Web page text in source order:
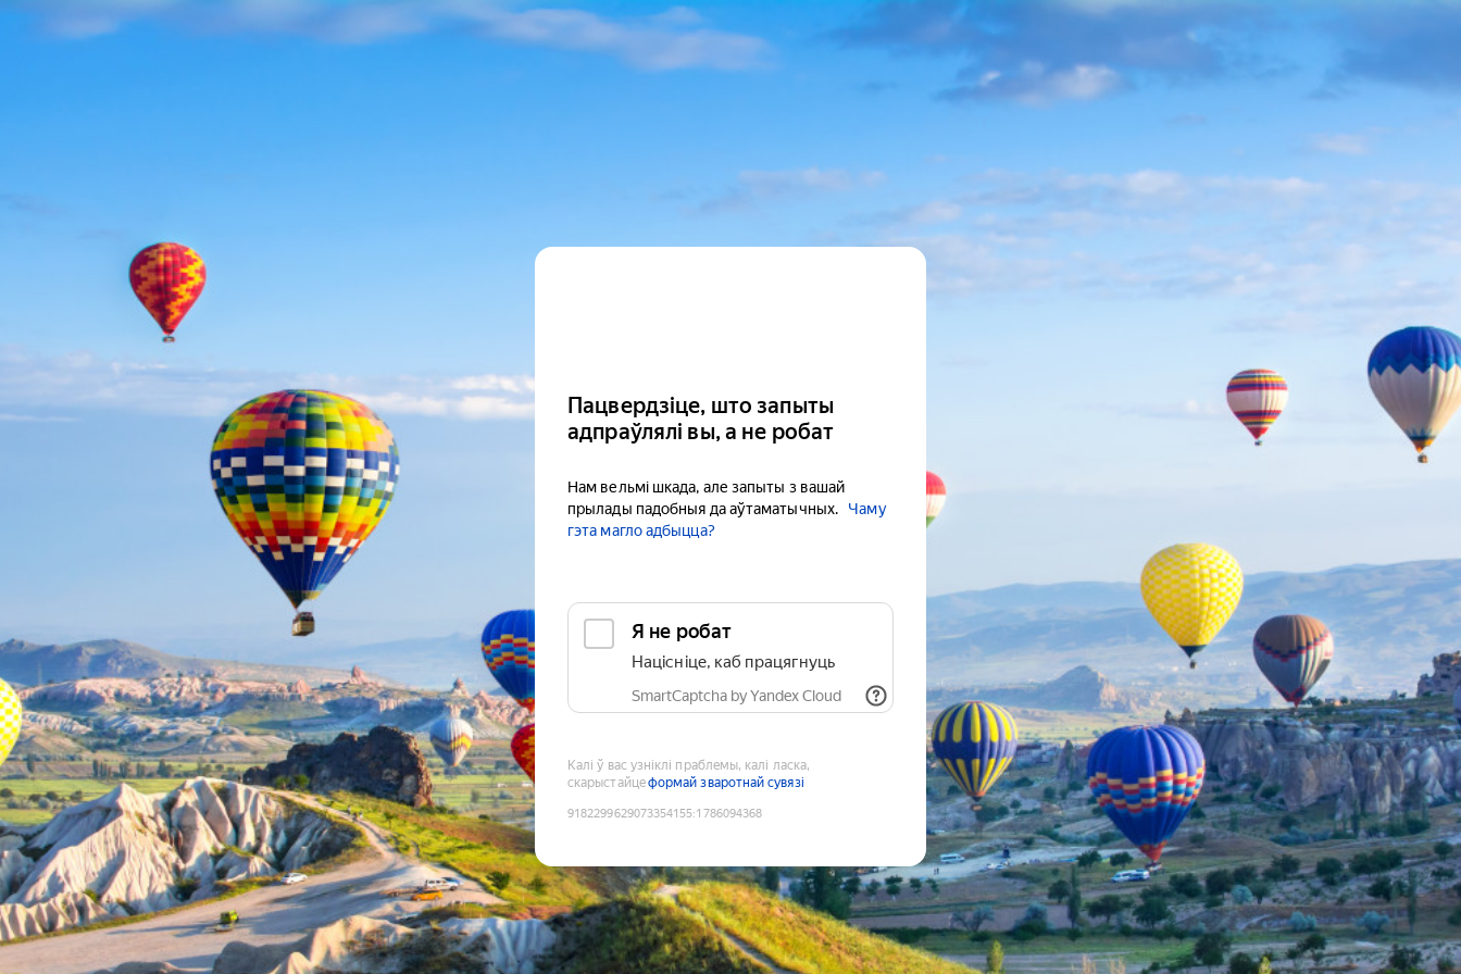
Пацвердзіце, што запыты
адпраўлялі вы, а не робат
Нам вельмі шкада, але запыты з вашай
прылады падобныя да аўтаматычных.
Чаму
гэта магло адбыцца?
Я не робат
Націсніце, каб працягнуць
SmartCaptcha by Yandex Cloud
Калі ў вас узніклі праблемы, калі ласка,
скарыстайцеформай зваротнай сувязі
9182299629073354155:1786094368